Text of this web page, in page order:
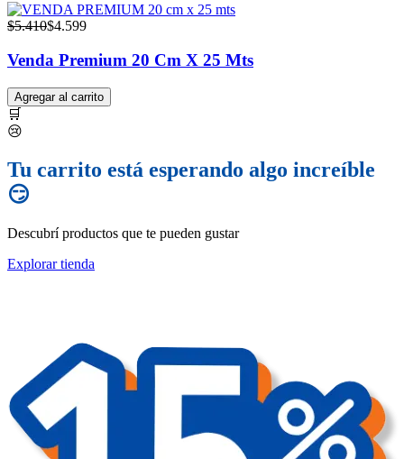
$5.410$4.599
Venda Premium 20 Cm X 25 Mts
Agregar al carrito
🛒
😢
Tu carrito está esperando algo increíble
😏
Descubrí productos que te pueden gustar
Explorar tienda